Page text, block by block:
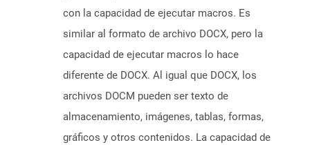
con la capacidad de ejecutar macros. Es
similar al formato de archivo DOCX, pero la
capacidad de ejecutar macros lo hace
diferente de DOCX. Al igual que DOCX, los
archivos DOCM pueden ser texto de
almacenamiento, imágenes, tablas, formas,
gráficos y otros contenidos. La capacidad de